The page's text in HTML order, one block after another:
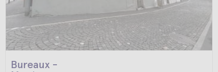
Bureaux -